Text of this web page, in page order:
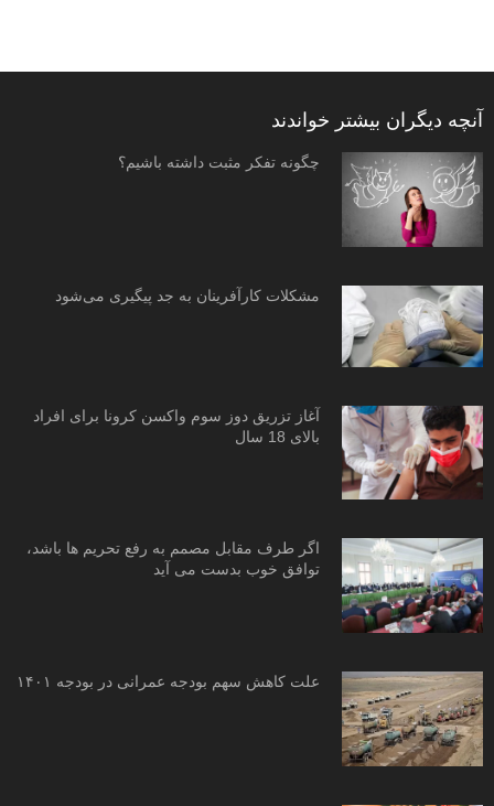
آنچه دیگران بیشتر خواندند
چگونه تفکر مثبت داشته باشیم؟
مشکلات کارآفرینان به جد پیگیری می‌شود
آغاز تزریق دوز سوم واکسن کرونا برای افراد
بالای 18 سال
اگر طرف مقابل مصمم به رفع تحریم ها باشد،
توافق خوب بدست می آید
علت کاهش سهم بودجه عمرانی در بودجه ۱۴۰۱